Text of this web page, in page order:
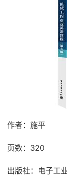
作者：施平
页数：320
出版社：电子工